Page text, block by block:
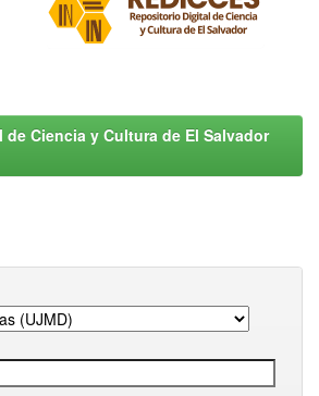
Ciencia y Cultura de El Salvador